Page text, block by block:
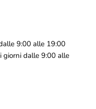
9:00 alle 19:00
giorni dalle 9:00 alle